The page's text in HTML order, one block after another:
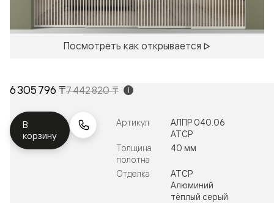
Посмотреть как открывается
6 305 796 ₸7 442 820 ₸ i
В
корзину
Артикул
АЛПР 040.06
АТСР
Толщина
полотна
40 мм
Отделка
АТСР
Алюминий
тёплый серый